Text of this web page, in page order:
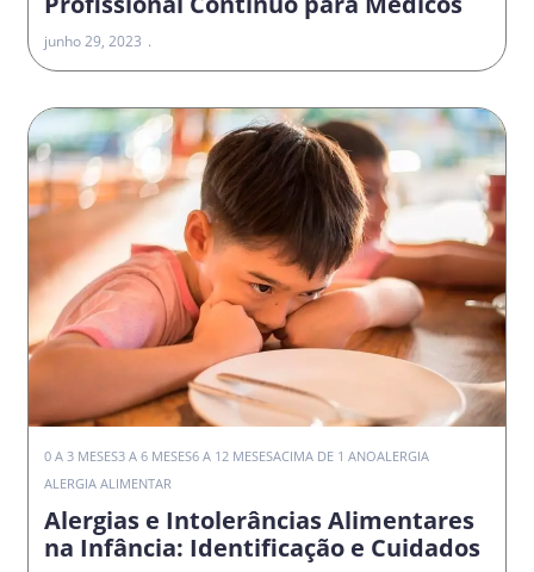
junho 29, 2023
0 A 3 MESES3 A 6 MESES6 A 12 MESESACIMA DE 1 ANOALERGIA
ALERGIA ALIMENTAR
Alergias e Intolerâncias Alimentares
na Infância: Identificação e Cuidados